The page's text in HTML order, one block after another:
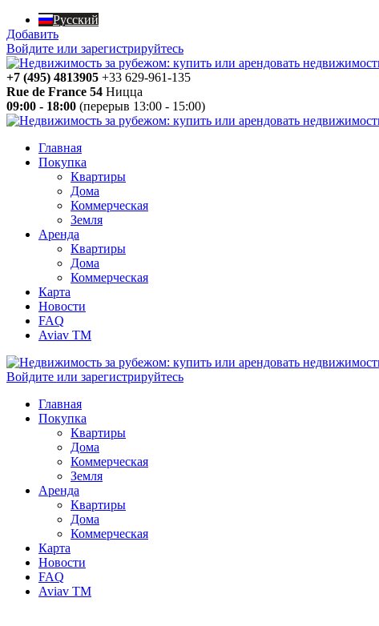
Русский
Добавить
Войдите или зарегистрируйтесь
+7 (495) 4813905 +33 629-961-135
Rue de France 54 Ницца
09:00 - 18:00 (перерыв 13:00 - 15:00)
Главная
Покупка
Квартиры
Дома
Коммерческая
Земля
Аренда
Квартиры
Дома
Коммерческая
Карта
Новости
FAQ
Aviav TM
Войдите или зарегистрируйтесь
Главная
Покупка
Квартиры
Дома
Коммерческая
Земля
Аренда
Квартиры
Дома
Коммерческая
Карта
Новости
FAQ
Aviav TM